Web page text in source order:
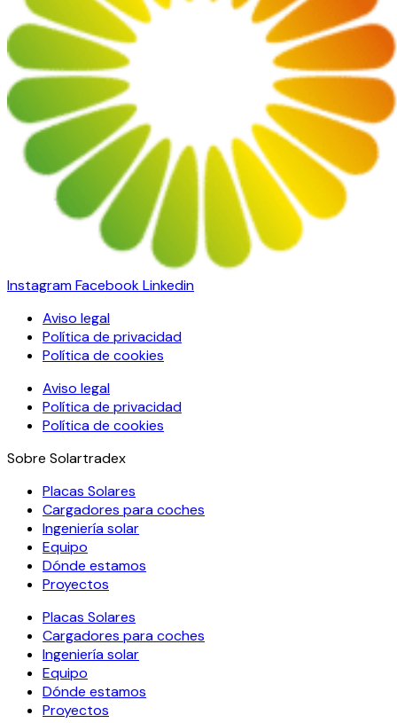
InstagramFacebookLinkedin
Aviso legal
Política de privacidad
Política de cookies
Aviso legal
Política de privacidad
Política de cookies
Sobre Solartradex
Placas Solares
Cargadores para coches
Ingeniería solar
Equipo
Dónde estamos
Proyectos
Placas Solares
Cargadores para coches
Ingeniería solar
Equipo
Dónde estamos
Proyectos